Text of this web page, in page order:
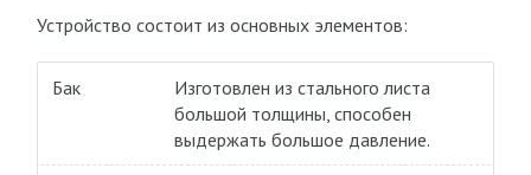
Устройство состоит из основных элементов:
Бак
Изготовлен из стального листа
большой толщины, способен
выдержать большое давление.